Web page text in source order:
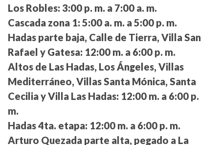
Los Robles: 3:00 p. m. a 7:00 a. m.
Cascada zona 1: 5:00 a. m. a 5:00 p. m.
Hadas parte baja, Calle de Tierra, Villa San
Rafael y Gatesa: 12:00 m. a 6:00 p. m.
Altos de Las Hadas, Los Ángeles, Villas
Mediterráneo, Villas Santa Mónica, Santa
Cecilia y Villa Las Hadas: 12:00 m. a 6:00 p.
m.
Hadas 4ta. etapa: 12:00 m. a 6:00 p. m.
Arturo Quezada parte alta, pegado a La